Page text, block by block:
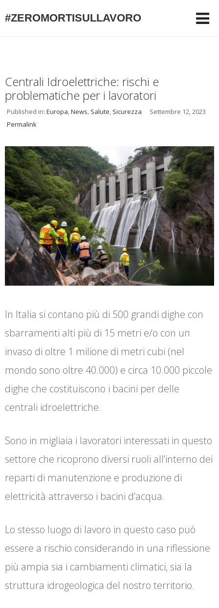
#ZEROMORTISULLAVORO
Centrali Idroelettriche: rischi e
problematiche per i lavoratori
Published in: Europa,News, Salute, Sicurezza
Settembre 12, 2023
Permalink
In Italia si contano più di 500 grandi dighe con
sbarramenti alti più di 15 metri e/o con un
invaso di oltre 1 milione di metri cubi (nel
mondo sono oltre 40.000) e circa 10.000 piccole
dighe che costituiscono i bacini per delle
centrali idroelettriche.
Sono in migliaia i lavoratori interessati in questo
settore che ricoprono diversi ruoli all’interno dei
reparti di manutenzione e produzione di
elettricità attraverso i bacini d’acqua.
Lo stesso luogo di lavoro in questo caso può
essere a rischio considerando in una riflessione
più ampia sia i cambiamenti climatici, sia la
struttura idrogeologica del nostro territorio.